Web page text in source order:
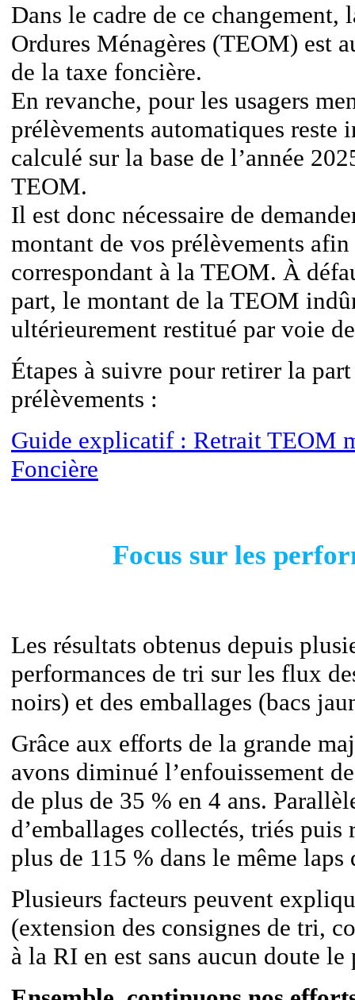
Dans le cadre de ce changement,
Ordures Ménagères (TEOM) est
de la taxe foncière.
En revanche, pour les usagers
prélèvements automatiques reste
calculé sur la base de l’année
TEOM.
Il est donc nécessaire de
montant de vos prélèvements
correspondant à la TEOM. À
part, le montant de la TEOM
ultérieurement restitué par voie
Étapes à suivre pour retirer la
prélèvements :
Guide explicatif : Retrait TEOM
Foncière
Focus sur les
Les résultats obtenus depuis
performances de tri sur les flux
noirs) et des emballages (bacs
Grâce aux efforts de la grande
avons diminué l’enfouissement
de plus de 35 % en 4 ans.
d’emballages collectés, triés puis
plus de 115 % dans le même laps
Plusieurs facteurs peuvent
(extension des consignes de tri,
à la RI en est sans aucun doute